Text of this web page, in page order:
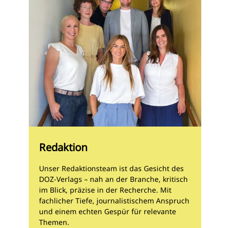
Redaktion
Unser Redaktionsteam ist das Gesicht des
DOZ-Verlags – nah an der Branche, kritisch
im Blick, präzise in der Recherche. Mit
fachlicher Tiefe, journalistischem Anspruch
und einem echten Gespür für relevante
Themen.